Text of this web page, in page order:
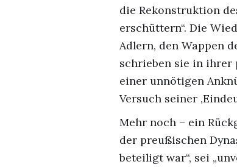
die Rekonstruktion
erschüttern“. Die
Adlern, den Wappen
schrieben sie in ihrer
einer unnötigen
Versuch seiner
Mehr noch – ein
der preußischen
beteiligt war“, sei